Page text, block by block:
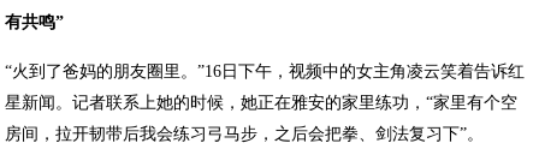
有共鸣”
“火到了爸妈的朋友圈里。”16日下午，视频中的女主角凌云笑着告诉红
星新闻。记者联系上她的时候，她正在雅安的家里练功，“家里有个空
房间，拉开韧带后我会练习弓马步，之后会把拳、剑法复习下”。